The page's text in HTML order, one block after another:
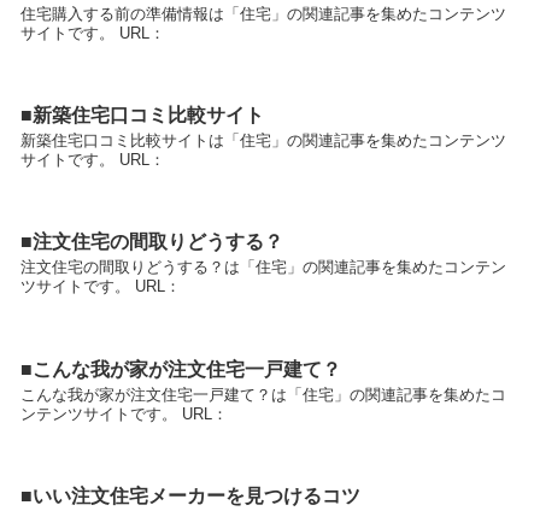
住宅購入する前の準備情報は「住宅」の関連記事を集めたコンテンツ
サイトです。 URL：
■新築住宅口コミ比較サイト
新築住宅口コミ比較サイトは「住宅」の関連記事を集めたコンテンツ
サイトです。 URL：
■注文住宅の間取りどうする？
注文住宅の間取りどうする？は「住宅」の関連記事を集めたコンテン
ツサイトです。 URL：
■こんな我が家が注文住宅一戸建て？
こんな我が家が注文住宅一戸建て？は「住宅」の関連記事を集めたコ
ンテンツサイトです。 URL：
■いい注文住宅メーカーを見つけるコツ